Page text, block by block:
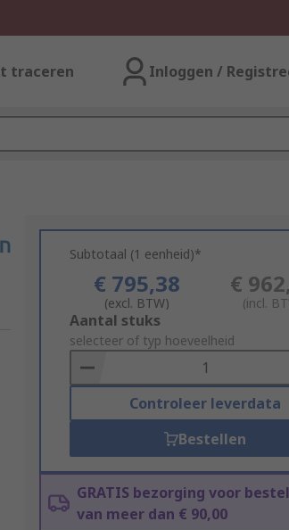
traceren Inloggen /
Subtotaal (1 eenheid)*
€ 795,38
(excl. BTW)
€
(incl.
Add
to
Basket
Aantal stuks
selecteer of typ hoeveelheid
Controleer leverdata
Bestellen
GRATIS bezorging voor
van meer dan € 90,00